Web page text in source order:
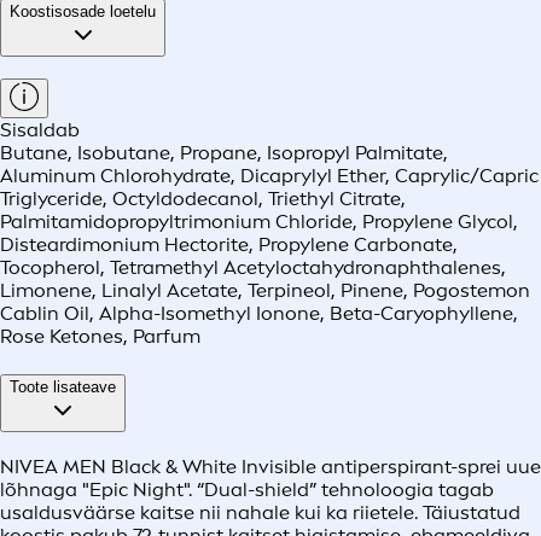
Koostisosade loetelu
Sisaldab
Butane, Isobutane, Propane, Isopropyl Palmitate,
Aluminum Chlorohydrate, Dicaprylyl Ether, Caprylic/Capric
Triglyceride, Octyldodecanol, Triethyl Citrate,
Palmitamidopropyltrimonium Chloride, Propylene Glycol,
Disteardimonium Hectorite, Propylene Carbonate,
Tocopherol, Tetramethyl Acetyloctahydronaphthalenes,
Limonene, Linalyl Acetate, Terpineol, Pinene, Pogostemon
Cablin Oil, Alpha-Isomethyl Ionone, Beta-Caryophyllene,
Rose Ketones, Parfum
Toote lisateave
NIVEA MEN Black & White Invisible antiperspirant-sprei uue
lõhnaga "Epic Night". “Dual-shield” tehnoloogia tagab
usaldusväärse kaitse nii nahale kui ka riietele. Täiustatud